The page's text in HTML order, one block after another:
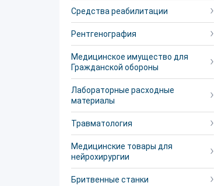
Средства реабилитации
Рентгенография
Медицинское имущество для
Гражданской обороны
Лабораторные расходные
материалы
Травматология
Медицинские товары для
нейрохирургии
Бритвенные станки